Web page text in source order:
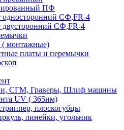
ПФ
односторонний CФ,FR-4
двусторонний СФ,FR-4
( монтажные)
платы и перемычки
СГМ, Граверы, Шлиф машины
UV ( 365нм)
плоскогубцы
линейки, угольник